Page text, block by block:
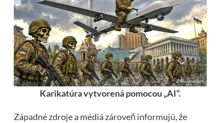
Karikatúra vytvorená pomocou „AI“.
Západné zdroje a médiá zároveň informujú, že